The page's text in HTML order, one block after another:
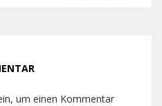
um einen Kommentar